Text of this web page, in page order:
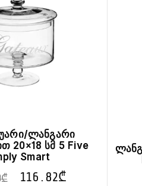
ლანგარი
20×18 სმ 5 Five
Smart
₾ 116.82₾